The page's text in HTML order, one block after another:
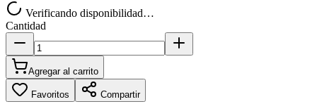
Verificando disponibilidad…
Cantidad
Agregar al carrito
Favoritos Compartir